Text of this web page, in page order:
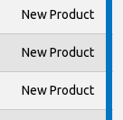
New Product
New Product
New Product